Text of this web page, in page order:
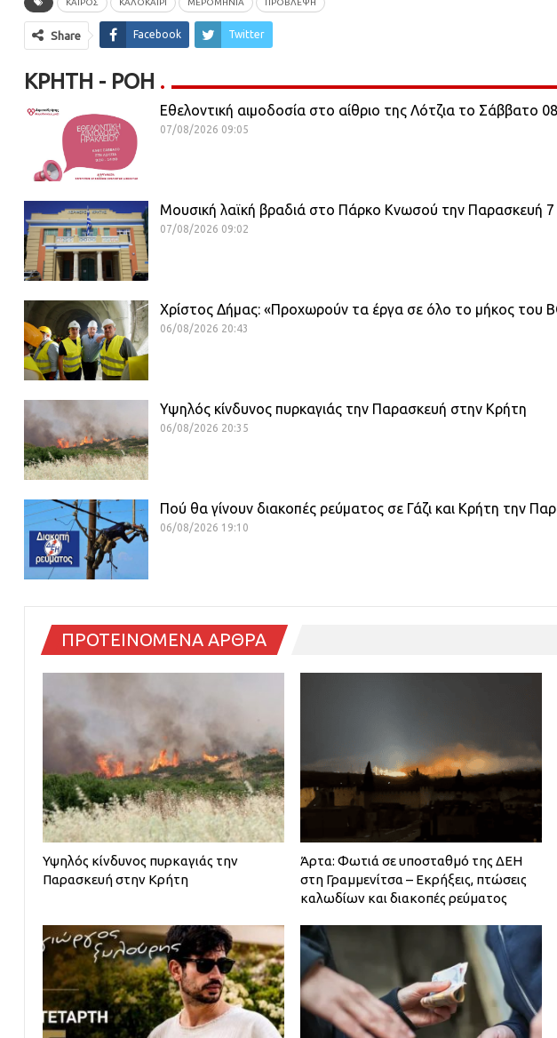
ΚΑΙΡΌΣ ΚΑΛΟΚΑΙΡΙ ΜΕΡΟΜΗΝΙΑ ΠΡΟΒΛΕΨΗ
Share Facebook Twitter
ΚΡΉΤΗ - ΡΟΗ
Εθελοντική αιμοδοσία στο αίθριο της Λότζια το Σάββατο
07/08/2026 09:05
Μουσική λαϊκή βραδιά στο Πάρκο Κνωσού την Παρασκευή
07/08/2026 09:02
Χρίστος Δήμας: «Προχωρούν τα έργα σε όλο το μήκος του
06/08/2026 20:43
Υψηλός κίνδυνος πυρκαγιάς την Παρασκευή στην Κρήτη
06/08/2026 20:35
Πού θα γίνουν διακοπές ρεύματος σε Γάζι και Κρήτη την
06/08/2026 19:10
ΠΡΟΤΕΙΝΟΜΕΝΑ ΑΡΘΡΑ
Υψηλός κίνδυνος πυρκαγιάς την
Παρασκευή στην Κρήτη
Άρτα: Φωτιά σε υποσταθμό της ΔΕΗ
στη Γραμμενίτσα – Εκρήξεις, πτώσεις
καλωδίων και διακοπές ρεύματος